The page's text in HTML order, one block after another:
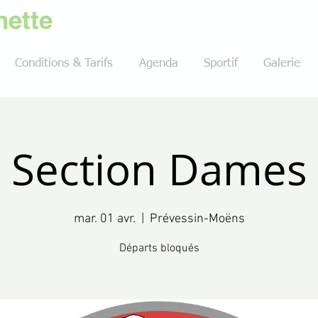
Conditions & Tarifs Agenda Sportif Galerie
Section Dames
mar. 01 avr. Prévessin-Moëns
Départs bloqués